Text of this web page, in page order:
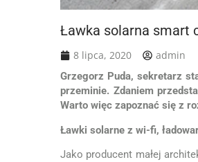
Ławka solarna smart
8 lipca, 2020 admin
Grzegorz Puda, sekretarz
przeminie. Zdaniem
Warto więc zapoznać się z
Ławki solarne z wi-fi,
Jako producent małej